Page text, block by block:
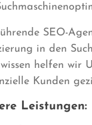
SEO-
in den
helfen wir
Kunden
Leistungen: